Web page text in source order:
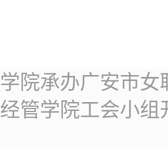
学院承办广安市女
经管学院工会小组